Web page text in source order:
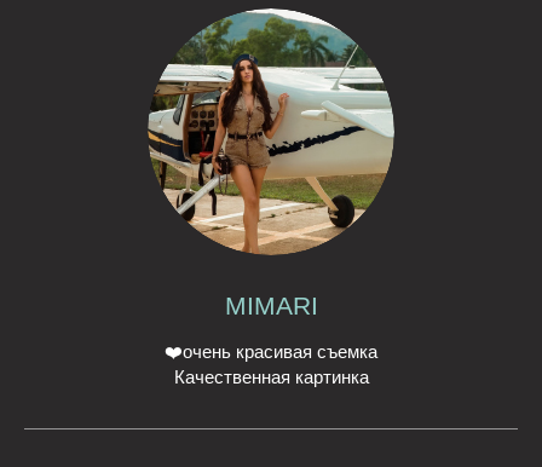
MIMARI
❤️очень красивая съемка
Качественная картинка